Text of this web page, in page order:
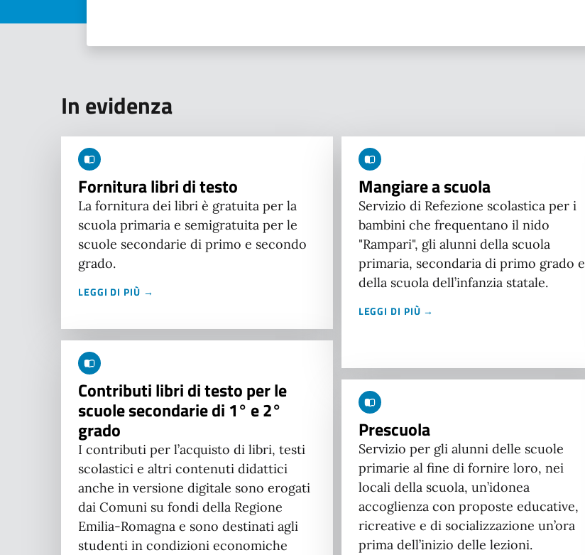
In evidenza
Fornitura libri di testo
La fornitura dei libri è gratuita per la
scuola primaria e semigratuita per le
scuole secondarie di primo e secondo
grado.
LEGGI DI PIÙ →
Contributi libri di testo per le
scuole secondarie di 1° e 2°
grado
I contributi per l’acquisto di libri, testi
scolastici e altri contenuti didattici
anche in versione digitale sono erogati
dai Comuni su fondi della Regione
Emilia-Romagna e sono destinati agli
studenti in condizioni economiche
Mangiare a scuola
Servizio di Refezione scolastica per i
bambini che frequentano il nido
"Rampari", gli alunni della scuola
primaria, secondaria di primo grado e
della scuola dell’infanzia statale.
LEGGI DI PIÙ →
Prescuola
Servizio per gli alunni delle scuole
primarie al fine di fornire loro, nei
locali della scuola, un’idonea
accoglienza con proposte educative,
ricreative e di socializzazione un’ora
prima dell’inizio delle lezioni.